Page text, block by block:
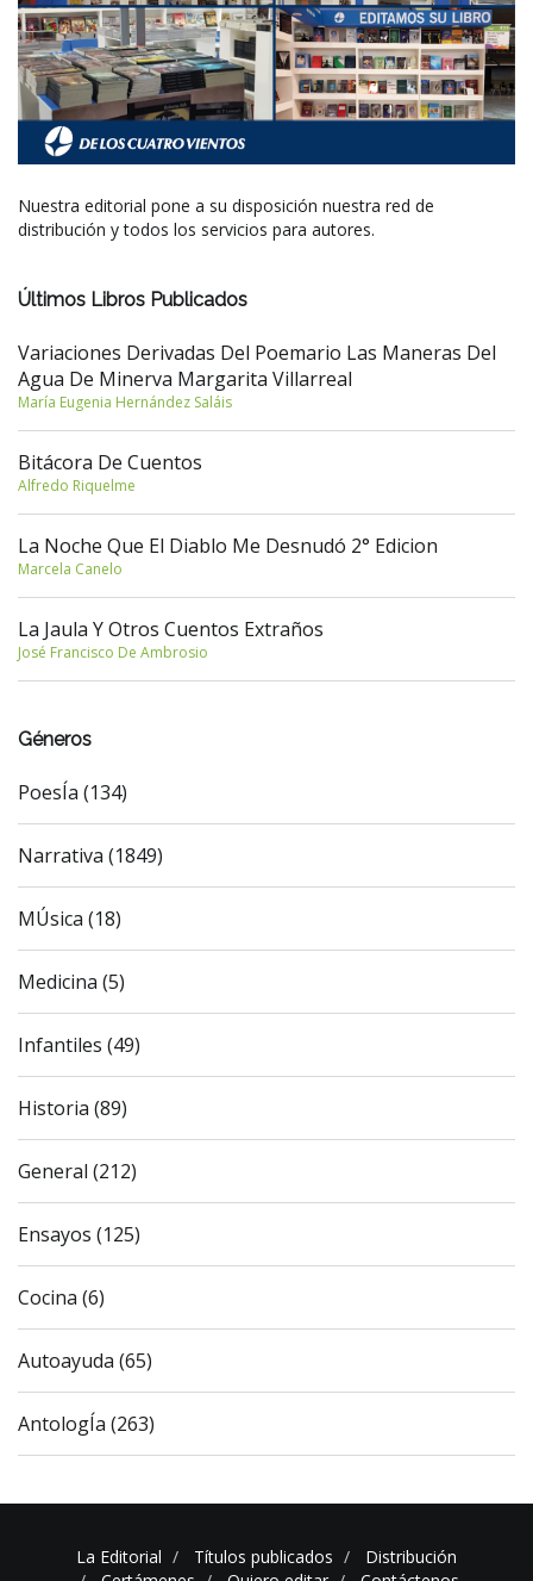
Nuestra editorial pone a su disposición nuestra red de
distribución y todos los servicios para autores.
Últimos Libros Publicados
Variaciones Derivadas Del Poemario Las Maneras Del
Agua De Minerva Margarita Villarreal
María Eugenia Hernández Saláis
Bitácora De Cuentos
Alfredo Riquelme
La Noche Que El Diablo Me Desnudó 2° Edicion
Marcela Canelo
La Jaula Y Otros Cuentos Extraños
José Francisco De Ambrosio
Géneros
PoesÍa (134)
Narrativa (1849)
MÚsica (18)
Medicina (5)
Infantiles (49)
Historia (89)
General (212)
Ensayos (125)
Cocina (6)
Autoayuda (65)
AntologÍa (263)
La Editorial Títulos publicados
Distribución